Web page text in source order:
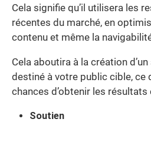
Cela signifie qu’il utilisera les
récentes du marché, en
contenu et même la
Cela aboutira à la création
destiné à votre public cible, ce
chances d’obtenir les
Soutien